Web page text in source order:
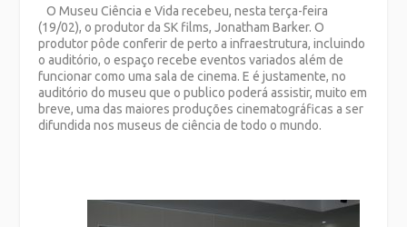
O Museu Ciência e Vida recebeu, nesta terça-feira
(19/02), o produtor da SK films, Jonatham Barker. O
produtor pôde conferir de perto a infraestrutura, incluindo
o auditório, o espaço recebe eventos variados além de
funcionar como uma sala de cinema. E é justamente, no
auditório do museu que o publico poderá assistir, muito em
breve, uma das maiores produções cinematográficas a ser
difundida nos museus de ciência de todo o mundo.